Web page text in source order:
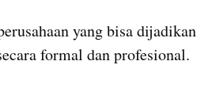
yang bisa dijadikan
formal dan profesional.